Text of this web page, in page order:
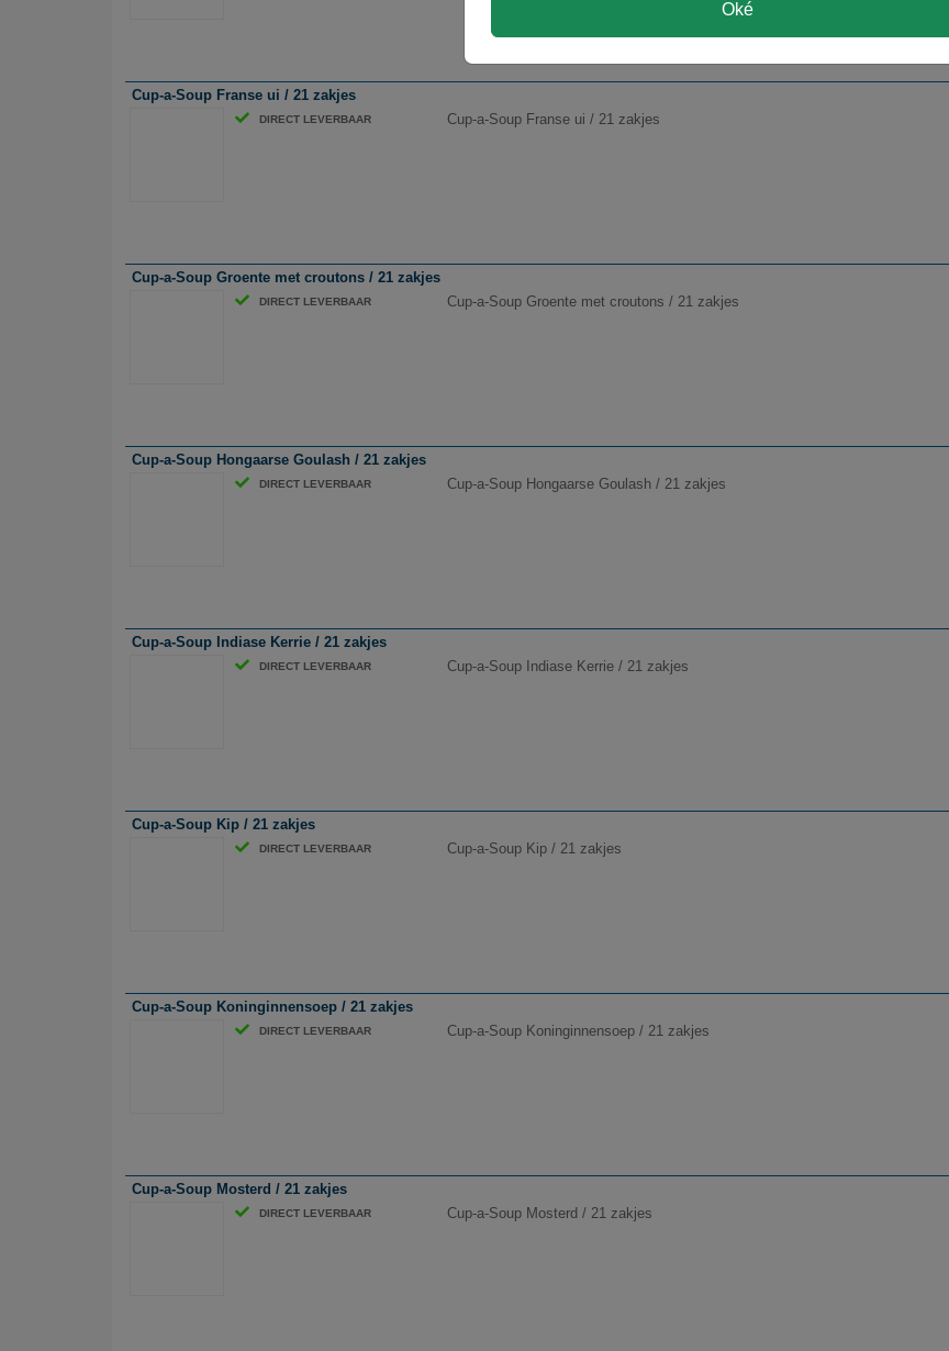
Cup-a-Soup Franse ui / 21 zakjes
DIRECT LEVERBAAR Cup-a-Soup Franse ui / 21 zakjes
Cup-a-Soup Groente met croutons / 21 zakjes
DIRECT LEVERBAAR Cup-a-Soup Groente met croutons / 21 zakjes
Cup-a-Soup Hongaarse Goulash / 21 zakjes
DIRECT LEVERBAAR Cup-a-Soup Hongaarse Goulash / 21 zakjes
Cup-a-Soup Indiase Kerrie / 21 zakjes
DIRECT LEVERBAAR Cup-a-Soup Indiase Kerrie / 21 zakjes
Cup-a-Soup Kip / 21 zakjes
DIRECT LEVERBAAR Cup-a-Soup Kip / 21 zakjes
Cup-a-Soup Koninginnensoep / 21 zakjes
DIRECT LEVERBAAR Cup-a-Soup Koninginnensoep / 21 zakjes
Cup-a-Soup Mosterd / 21 zakjes
DIRECT LEVERBAAR Cup-a-Soup Mosterd / 21 zakjes
Oké